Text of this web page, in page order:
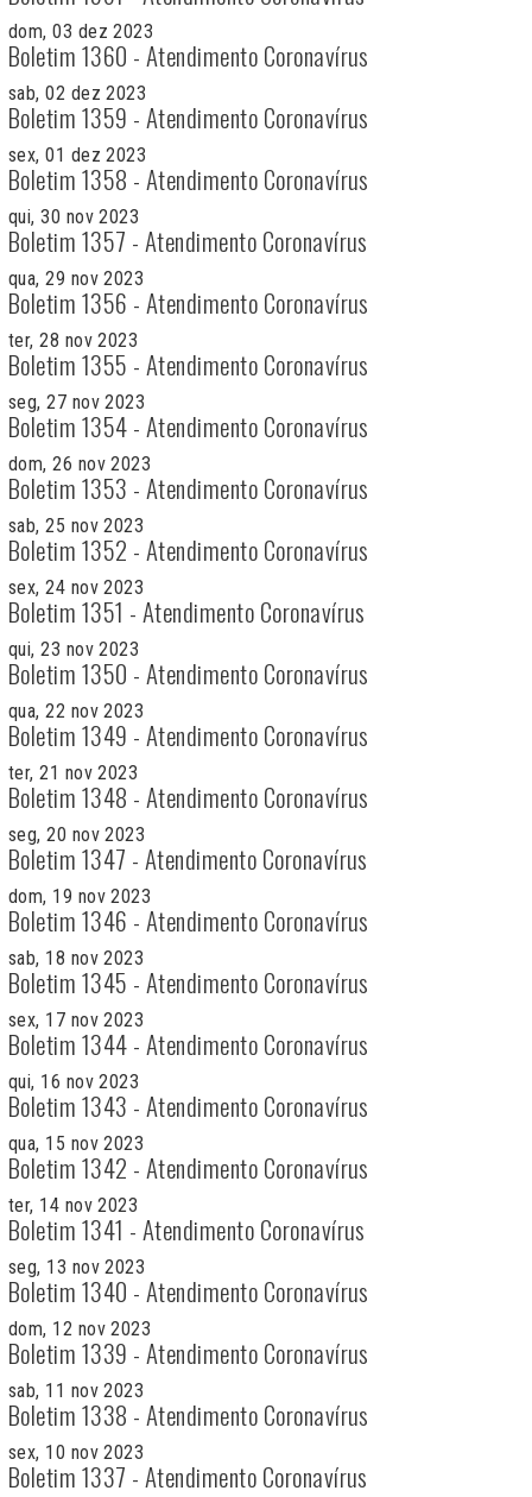
dom, 03 dez 2023
Boletim 1360 - Atendimento Coronavírus
sab, 02 dez 2023
Boletim 1359 - Atendimento Coronavírus
sex, 01 dez 2023
Boletim 1358 - Atendimento Coronavírus
qui, 30 nov 2023
Boletim 1357 - Atendimento Coronavírus
qua, 29 nov 2023
Boletim 1356 - Atendimento Coronavírus
ter, 28 nov 2023
Boletim 1355 - Atendimento Coronavírus
seg, 27 nov 2023
Boletim 1354 - Atendimento Coronavírus
dom, 26 nov 2023
Boletim 1353 - Atendimento Coronavírus
sab, 25 nov 2023
Boletim 1352 - Atendimento Coronavírus
sex, 24 nov 2023
Boletim 1351 - Atendimento Coronavírus
qui, 23 nov 2023
Boletim 1350 - Atendimento Coronavírus
qua, 22 nov 2023
Boletim 1349 - Atendimento Coronavírus
ter, 21 nov 2023
Boletim 1348 - Atendimento Coronavírus
seg, 20 nov 2023
Boletim 1347 - Atendimento Coronavírus
dom, 19 nov 2023
Boletim 1346 - Atendimento Coronavírus
sab, 18 nov 2023
Boletim 1345 - Atendimento Coronavírus
sex, 17 nov 2023
Boletim 1344 - Atendimento Coronavírus
qui, 16 nov 2023
Boletim 1343 - Atendimento Coronavírus
qua, 15 nov 2023
Boletim 1342 - Atendimento Coronavírus
ter, 14 nov 2023
Boletim 1341 - Atendimento Coronavírus
seg, 13 nov 2023
Boletim 1340 - Atendimento Coronavírus
dom, 12 nov 2023
Boletim 1339 - Atendimento Coronavírus
sab, 11 nov 2023
Boletim 1338 - Atendimento Coronavírus
sex, 10 nov 2023
Boletim 1337 - Atendimento Coronavírus